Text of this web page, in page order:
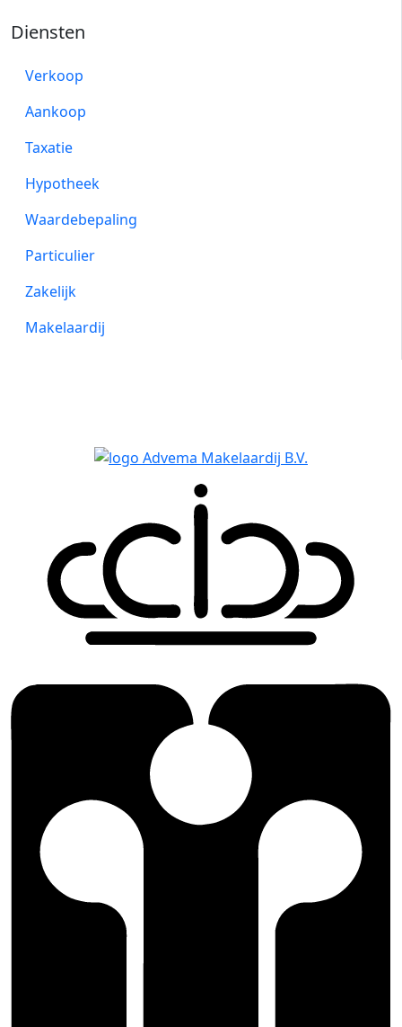
Diensten
Verkoop
Aankoop
Taxatie
Hypotheek
Waardebepaling
Particulier
Zakelijk
Makelaardij